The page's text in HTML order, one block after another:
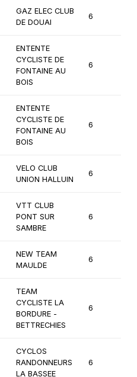
GAZ ELEC CLUB
DE DOUAI
6
ENTENTE
CYCLISTE DE
FONTAINE AU
BOIS
6
ENTENTE
CYCLISTE DE
FONTAINE AU
BOIS
6
VELO CLUB
UNION HALLUIN
6
VTT CLUB
PONT SUR
SAMBRE
6
NEW TEAM
MAULDE
6
TEAM
CYCLISTE LA
BORDURE -
BETTRECHIES
6
CYCLOS
RANDONNEURS
LA BASSEE
6